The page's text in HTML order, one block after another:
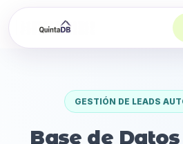
GESTIÓN DE LEADS
Base de